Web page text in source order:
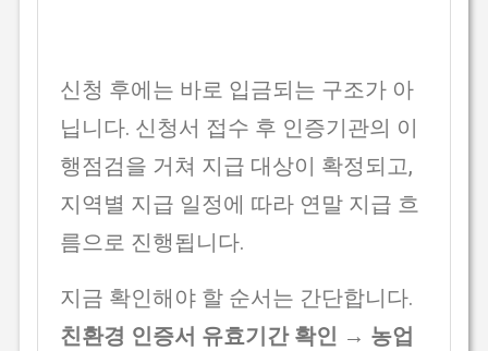
신청 후에는 바로 입금되는 구조가 아
닙니다. 신청서 접수 후 인증기관의 이
행점검을 거쳐 지급 대상이 확정되고,
지역별 지급 일정에 따라 연말 지급 흐
름으로 진행됩니다.
지금 확인해야 할 순서는 간단합니다.
친환경 인증서 유효기간 확인 → 농업